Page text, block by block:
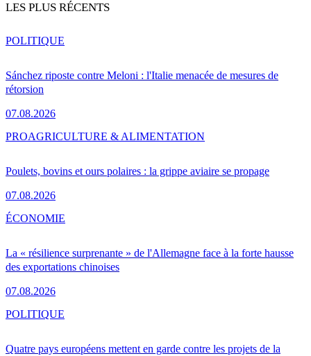
LES PLUS RÉCENTS
Sánchez riposte contre Meloni : l'Italie menacée de mesures de
rétorsion
07.08.2026
POLITIQUE
Poulets, bovins et ours polaires : la grippe aviaire se propage
07.08.2026
PROAGRICULTURE & ALIMENTATION
La « résilience surprenante » de l'Allemagne face à la forte hausse
des exportations chinoises
07.08.2026
ÉCONOMIE
Quatre pays européens mettent en garde contre les projets de la
POLITIQUE